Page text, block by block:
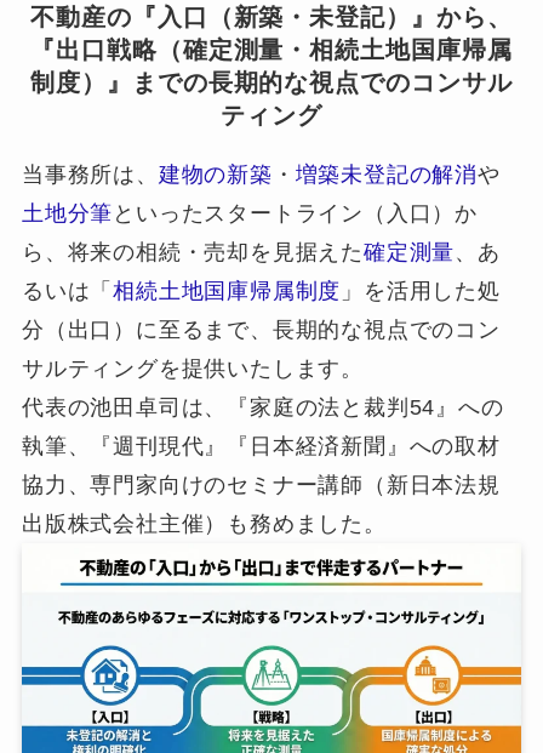
不動産の『入口（新築・未登記）』から、
『出口戦略（確定測量・相続土地国庫帰属
制度）』までの長期的な視点でのコンサル
ティング
当事務所は、 建物の新築 ・ 増築未登記の解消や
土地分筆 といったスタートライン（入口）か
ら、将来の相続・売却を見据えた確定測量、あ
るいは「相続土地国庫帰属制度 」を活用した処
分（出口）に至るまで、長期的な視点でのコン
サルティングを提供いたします。
代表の池田卓司は、『家庭の法と裁判54』への
執筆、『週刊現代』『日本経済新聞』への取材
協力、専門家向けのセミナー講師（新日本法規
出版株式会社主催）も務めました。